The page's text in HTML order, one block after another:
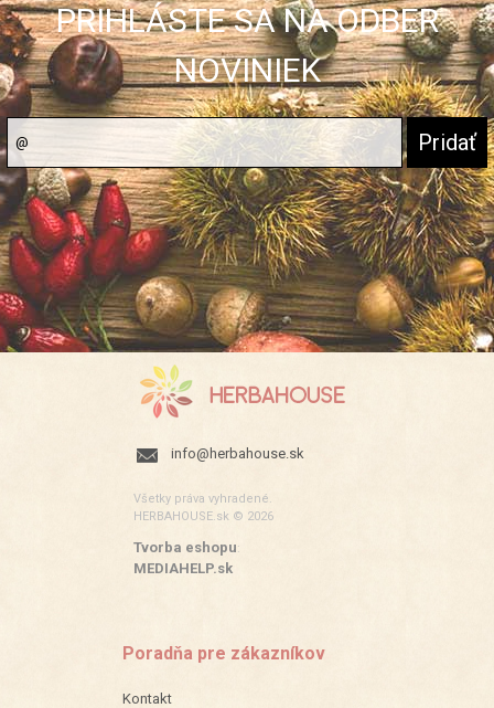
PRIHLÁSTE SA NA ODBER
NOVINIEK
info@herbahouse.sk
Všetky práva vyhradené.
HERBAHOUSE.sk © 2026
Tvorba eshopu:
MEDIAHELP.sk
Poradňa pre zákazníkov
Kontakt